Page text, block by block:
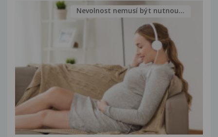
Nevolnost nemusí být nutnou...